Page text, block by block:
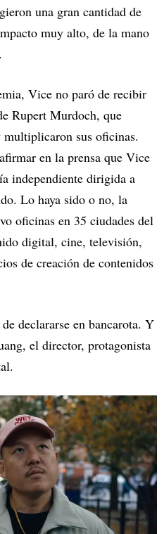
una gran cantidad de
muy alto, de la mano
Vice no paró de recibir
Rupert Murdoch, que
sus oficinas.
en la prensa que Vice
independiente dirigida a
Lo haya sido o no, la
oficinas en 35 ciudades del
digital, cine, televisión,
de creación de contenidos
declararse en bancarota. Y
el director, protagonista